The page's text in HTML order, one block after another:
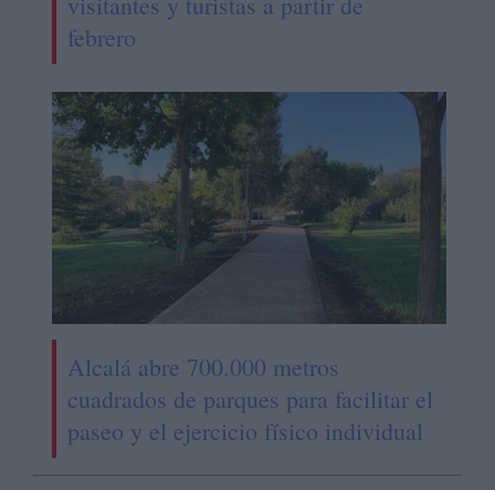
febrero
Alcalá abre 700.000 metros
cuadrados de parques para facilitar el
paseo y el ejercicio físico individual